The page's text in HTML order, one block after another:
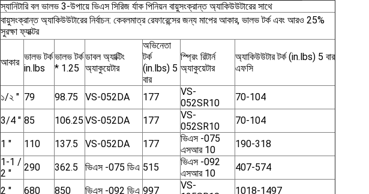
স্যানিটারি বল ভালভ 3-উপায়ে ভিএস সিরিজ র্যাক পিনিয়ন বায়ুসংক্রান্ত অ্যাকিউউটারের সাথে
বায়ুসংক্রান্ত অ্যাকিউউটারের নির্বাচন: কেবলমাত্র রেফারেন্সের জন্য মাপের আকার, ভালভ টর্ক এবং আরও 25%
সুরক্ষা ফ্যাক্টর
আকার ভালভ টর্ক
in.lbs
ভালভ টর্ক
* 1.25
ডাবল অ্যাক্টিং
অ্যাকুয়েটার
অভিনেতা
টর্ক
(in.lbs) 5
বার
স্প্রিং রিটার্ন
অ্যাকুয়েটার
অ্যাকিউউটার টর্ক (in.lbs) 5 বার
এফসি
১/২ " 79 98.75 VS-052DA 177
VS-
052SR10
70-104
3/4 " 85 106.25 VS-052DA 177
VS-
052SR10
70-104
1 " 110 137.5 VS-052DA 177
ভিএস -075
এসআর 10
190-318
1-1 /
2 "
290 362.5 ভিএস -075 ডিএ 515
ভিএস -092
এসআর 10
407-574
2 " 680 850 ভিএস -092 ডিএ 997
VS-
1018-1497